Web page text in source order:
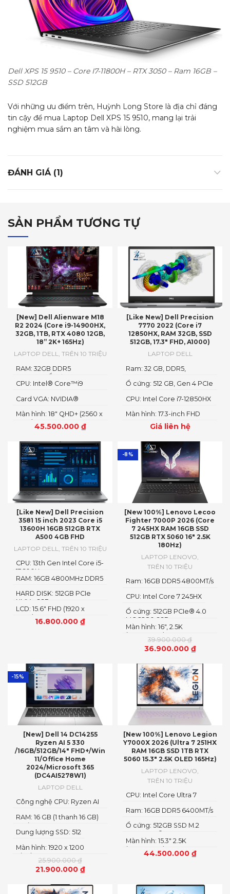
Dell XPS 15 9510 – Core I7-11800H – RTX 3050 – Ram 16GB –
SSD 512GB
Với những ưu điểm trên, Huỳnh Long Store là địa chỉ đáng
tin cậy để mua Laptop Dell XPS 15 9510, mang lại trải
nghiệm mua sắm an tâm và hài lòng.
ĐÁNH GIÁ (1)
SẢN PHẨM TƯƠNG TỰ
[New] Dell Alienware M18
R2 2024 (Core i9-14900HX,
32GB, 1TB, RTX 4080 12GB,
18” 2K+ 165Hz)
LAPTOP DELL, TRÊN 10 TRIỆU
45.500.000 ₫
Màn hình: 18" QHD+ (2560 x
1600)
Card VGA: NVIDIA®
GDDR6
CPU: Intel® Core™i9
RAM: 32GB DDR5
4800MHzỔ cứng1TB PCIe
Gen4 M.2 SSD
[Like New] Dell Precision
7770 2022 (Core i7
12850HX, RAM 32GB, SSD
512GB, 17.3″ FHD, A1000)
LAPTOP DELL
Giá liên hệ
Màn hình: 17.3-inch FHD
1920 x 1080
CPU: Intel Core i7-12850HX
Ổ cứng: 512 GB, Gen 4 PCIe
Ram: 32 GB, DDR5,
[Like New] Dell Precision
3581 15 inch 2023 Core i5
13600H 16GB 512GB RTX
A500 4GB FHD
LAPTOP DELL, TRÊN 10 TRIỆU
16.800.000 ₫
LCD: 15.6" FHD (1920 x
1080)
HARD DISK: 512GB PCIe
NMVe SSD
RAM: 16GB 4800MHz DDR5
CPU: 13th Gen Intel Core i5-
13600H
-8%
[New 100%] Lenovo Lecoo
Fighter 7000P 2026 (Core
7 245HX RAM 16GB SSD
512GB RTX 5060 16″ 2.5K
180Hz)
LAPTOP LENOVO,
TRÊN 10 TRIỆU
39.900.000₫
36.900.000 ₫
Màn hình: 16″, 2.5K
(2560x1600) IPS, LED
Ổ cứng: 512GB PCIe® 4.0
M.2 2280 SSD
CPU: Intel Core 7 245HX
Ram: 16GB DDR5 4800MT/s
-15%
[New] Dell 14 DC14255
Ryzen AI 5 330
/16GB/512GB/14″ FHD+/Win
11/Office Home
2024/Microsoft 365
(DC4AI5278W1)
LAPTOP DELL
25.900.000₫
21.900.000 ₫
Màn hình: 1920 x 1200
Pixels
Dung lượng SSD: 512
RAM: 16 GB (1 thanh 16 GB)
Loại RAM: DDR5
Công nghệ CPU: Ryzen AI
[New 100%] Lenovo Legion
Y7000X 2026 (Ultra 7 251HX
RAM 16GB SSD 1TB RTX
5060 15.3″ 2.5K OLED 165Hz)
LAPTOP LENOVO,
TRÊN 10 TRIỆU
44.500.000 ₫
Màn hình: 15.3" 2.5K
(2560x1600) OLED
Ổ cứng: 512GB SSD M.2
2242 PCIe® 4.0×4 NVMe
Ram: 16GB DDR5 6400MT/s
CPU: Intel Core Ultra 7